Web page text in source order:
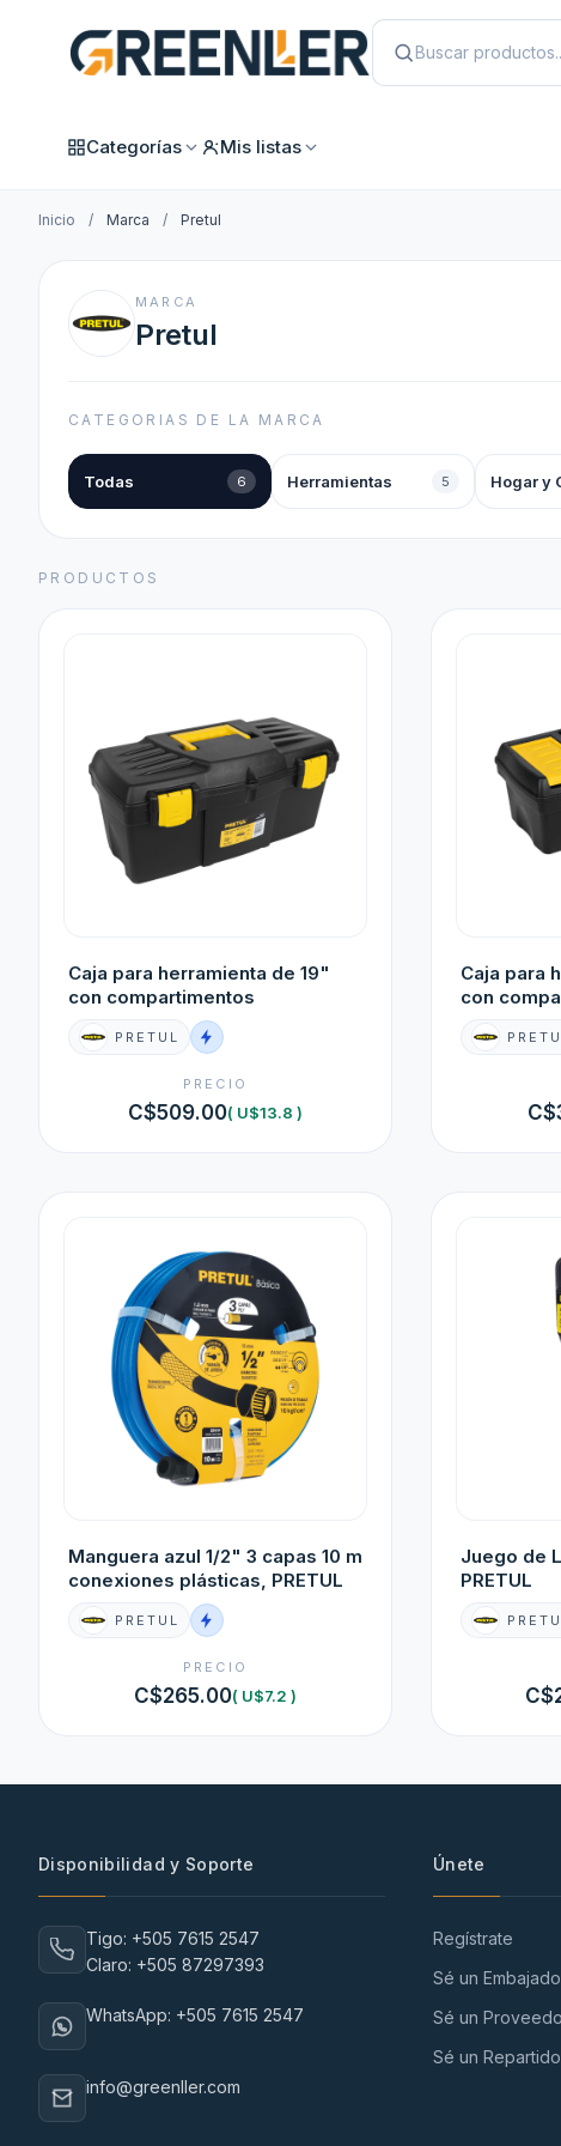
Categorías Mis listas
Inicio / Marca / Pretul
MARCA
Pretul
CATEGORIAS DE LA MARCA
Todas 6 Herramientas 5 Hogar y
PRODUCTOS
Caja para herramienta de 19"
con compartimentos
PRETUL
PRECIO
C$509.00( U$13.8 )
Caja para
con
Manguera azul 1/2" 3 capas 10 m
conexiones plásticas, PRETUL
PRETUL
PRECIO
C$265.00( U$7.2 )
Juego de
PRETUL
Disponibilidad y Soporte
Tigo: +505 7615 2547
Claro: +505 87297393
WhatsApp: +505 7615 2547
info@greenller.com
Únete
Regístrate
Sé un
Sé un
Sé un